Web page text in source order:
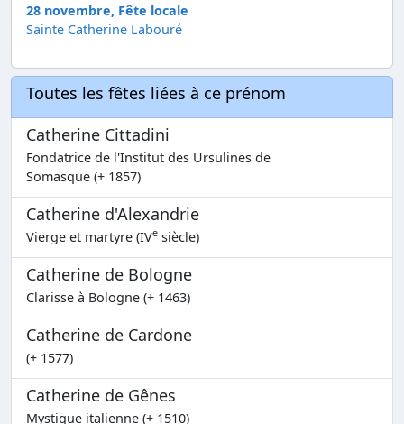
28 novembre, Fête locale
Sainte Catherine Labouré
Toutes les fêtes liées à ce prénom
Catherine Cittadini
Fondatrice de l'Institut des Ursulines de
Somasque (+ 1857)
Catherine d'Alexandrie
Vierge et martyre (IVe siècle)
Catherine de Bologne
Clarisse à Bologne (+ 1463)
Catherine de Cardone
(+ 1577)
Catherine de Gênes
Mystique italienne (+ 1510)